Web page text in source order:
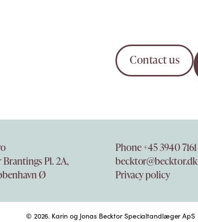
Contact us
Brantings Pl. 2A,
Ø
Phone +45 3940 7161
becktor@becktor.dk
Privacy policy
© 2026. Karin og Jonas Becktor Specialtandlæger ApS